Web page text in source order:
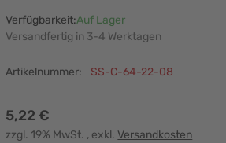
Verfügbarkeit:Auf Lager
Versandfertig in 3-4 Werktagen
Artikelnummer: SS-C-64-22-08
5,22 €
zzgl. 19% MwSt. , exkl. Versandkosten